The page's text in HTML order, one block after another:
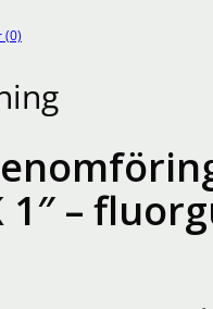
(0)
1″ –